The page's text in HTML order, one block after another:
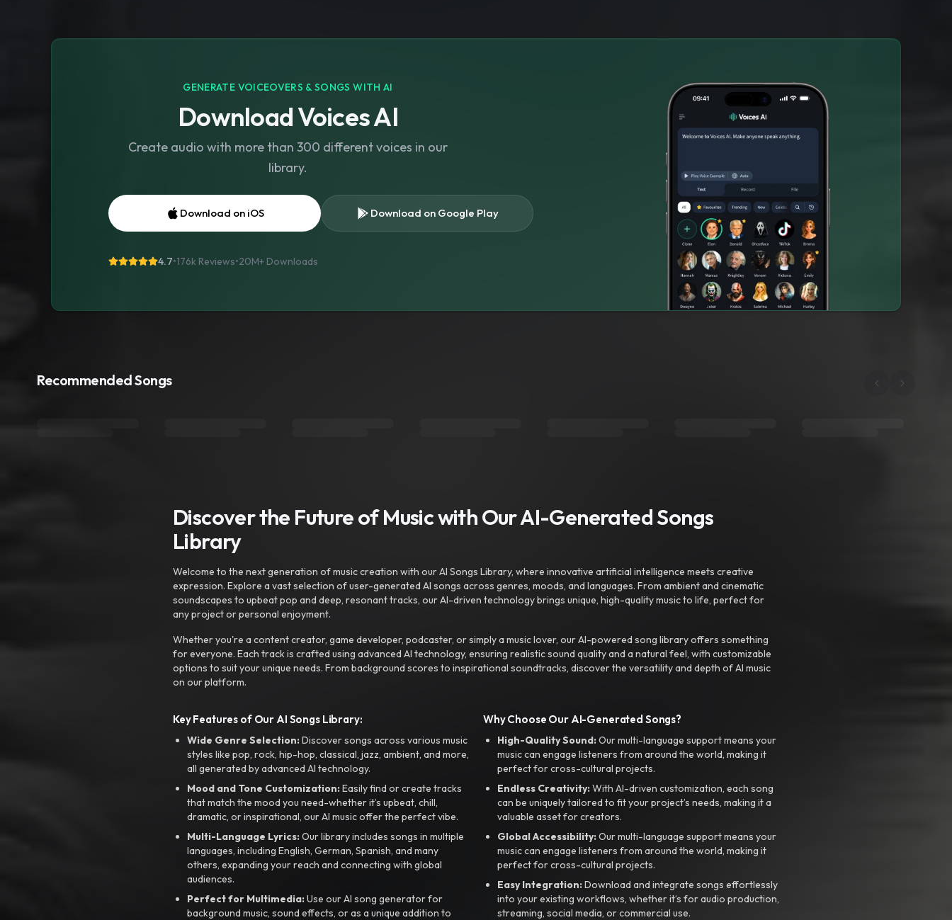
GENERATE VOICEOVERS & SONGS WITH AI
Download Voices AI
Create audio with more than 300 different voices in our
library.
Download on iOS Download on Google Play
4.7•176k Reviews•20M+ Downloads
Recommended Songs
Discover the Future of Music with Our AI-Generated Songs
Library
Welcome to the next generation of music creation with our AI Songs Library, where innovative artificial intelligence meets creative
expression. Explore a vast selection of user-generated AI songs across genres, moods, and languages. From ambient and cinematic
soundscapes to upbeat pop and deep, resonant tracks, our AI-driven technology brings unique, high-quality music to life, perfect for
any project or personal enjoyment.
Whether you're a content creator, game developer, podcaster, or simply a music lover, our AI-powered song library offers something
for everyone. Each track is crafted using advanced AI technology, ensuring realistic sound quality and a natural feel, with customizable
options to suit your unique needs. From background scores to inspirational soundtracks, discover the versatility and depth of AI music
on our platform.
Key Features of Our AI Songs Library:
Wide Genre Selection:Discover songs across various music
styles like pop, rock, hip-hop, classical, jazz, ambient, and more,
all generated by advanced AI technology.
Mood and Tone Customization:Easily find or create tracks
that match the mood you need-whether it’s upbeat, chill,
dramatic, or inspirational, our AI music offer the perfect vibe.
Multi-Language Lyrics:Our library includes songs in multiple
languages, including English, German, Spanish, and many
others, expanding your reach and connecting with global
audiences.
Perfect for Multimedia:Use our AI song generator for
background music, sound effects, or as a unique addition to
Why Choose Our AI-Generated Songs?
High-Quality Sound:Our multi-language support means your
music can engage listeners from around the world, making it
perfect for cross-cultural projects.
Endless Creativity:With AI-driven customization, each song
can be uniquely tailored to fit your project’s needs, making it a
valuable asset for creators.
Global Accessibility:Our multi-language support means your
music can engage listeners from around the world, making it
perfect for cross-cultural projects.
Easy Integration:Download and integrate songs effortlessly
into your existing workflows, whether it’s for audio production,
streaming, social media, or commercial use.